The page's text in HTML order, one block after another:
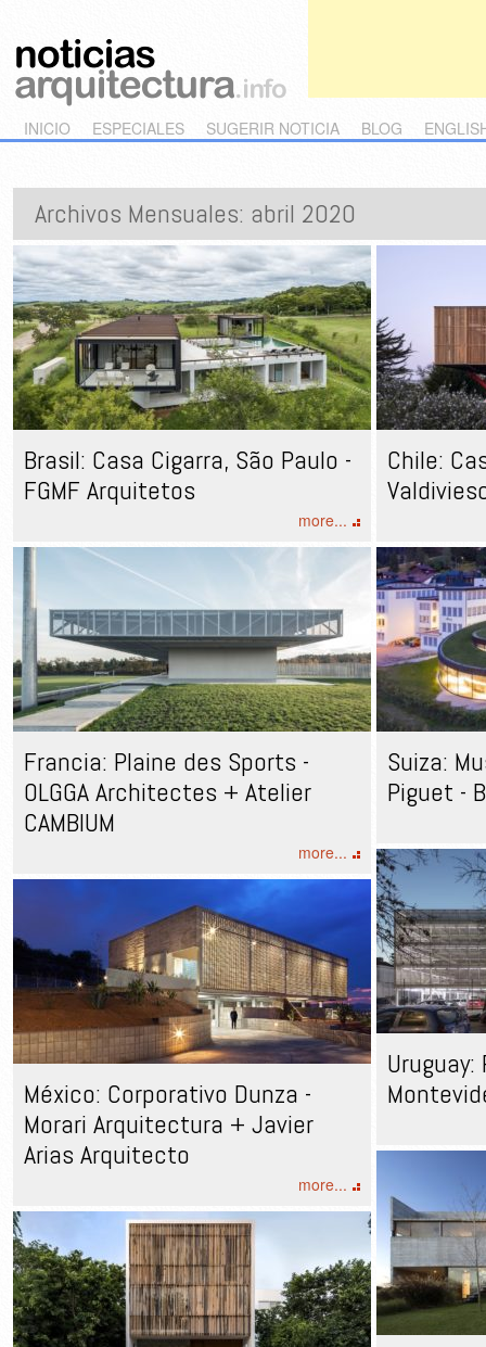
Main menu
Skip to primary content
Skip to secondary content
INICIO ESPECIALES SUGERIR NOTICIA BLOG
Archivos Mensuales: abril 2020
Brasil: Casa Cigarra, São Paulo -
FGMF Arquitetos
more...
Chile:
Francia: Plaine des Sports -
OLGGA Architectes + Atelier
CAMBIUM
more...
Suiza:
Piguet -
Uruguay:
México: Corporativo Dunza -
Morari Arquitectura + Javier
Arias Arquitecto
more...